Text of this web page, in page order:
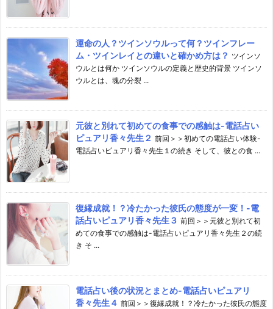
運命の人？ツインソウルって何？ツインフレー
ム・ツインレイとの違いと確かめ方は？ ツインソ
ウルとは何か ツインソウルの定義と歴史的背景 ツインソ
ウルとは、魂の分裂 ...
元彼と別れて初めての食事での感触は-電話占い
ピュアリ香々先生２ 前回＞＞初めての電話占い体験-
電話占いピュアリ香々先生１の続き そして、彼との食 ...
復縁成就！？冷たかった彼氏の態度が一変！-電
話占いピュアリ香々先生３ 前回＞＞元彼と別れて初
めての食事での感触は-電話占いピュアリ香々先生２の続
き そ ...
電話占い後の状況とまとめ-電話占いピュアリ
香々先生４ 前回＞＞復縁成就！？冷たかった彼氏の態度